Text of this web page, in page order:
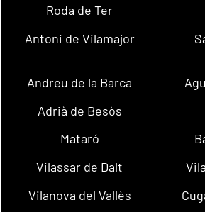
Roda de Ter
Antoni de Vilamajor
Andreu de la Barca
Adrià de Besòs
Mataró
Vilassar de Dalt
Vilanova del Vallès